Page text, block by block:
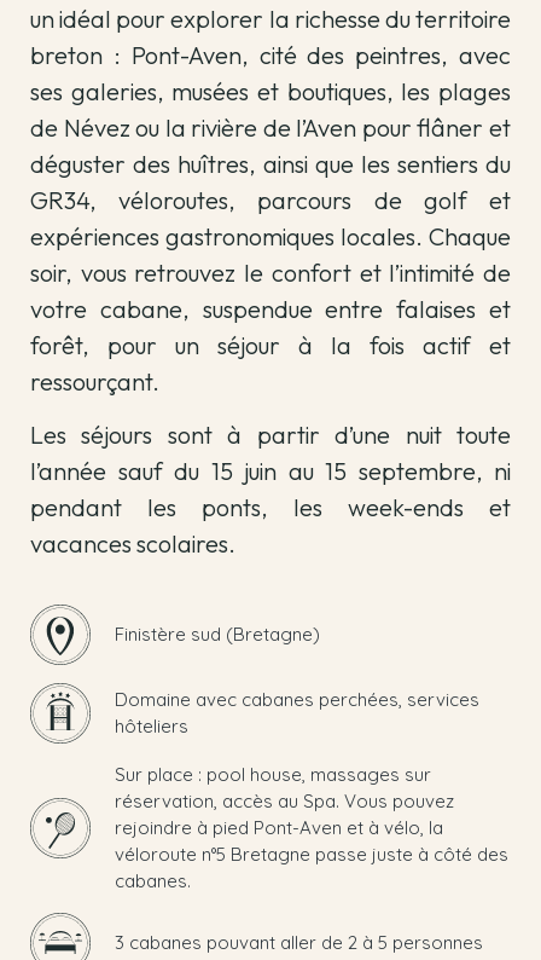
un idéal pour explorer la richesse du territoire
breton : Pont-Aven, cité des peintres, avec
ses galeries, musées et boutiques, les plages
de Névez ou la rivière de l’Aven pour flâner et
déguster des huîtres, ainsi que les sentiers du
GR34, véloroutes, parcours de golf et
expériences gastronomiques locales. Chaque
soir, vous retrouvez le confort et l’intimité de
votre cabane, suspendue entre falaises et
forêt, pour un séjour à la fois actif et
ressourçant.
Les séjours sont à partir d’une nuit toute
l’année sauf du 15 juin au 15 septembre, ni
pendant les ponts, les week-ends et
vacances scolaires.
Finistère sud (Bretagne)
Domaine avec cabanes perchées, services
hôteliers
Sur place : pool house, massages sur
réservation, accès au Spa. Vous pouvez
rejoindre à pied Pont-Aven et à vélo, la
véloroute n°5 Bretagne passe juste à côté des
cabanes.
3 cabanes pouvant aller de 2 à 5 personnes